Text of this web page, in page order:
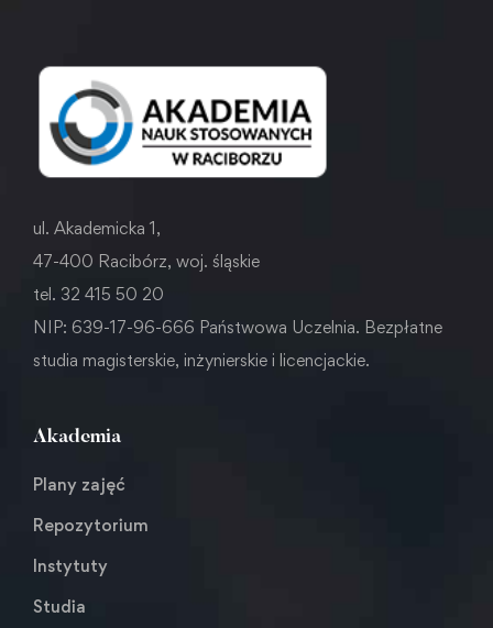
ul. Akademicka 1,
47-400 Racibórz, woj. śląskie
tel. 32 415 50 20
NIP: 639-17-96-666 Państwowa Uczelnia. Bezpłatne
studia magisterskie, inżynierskie i licencjackie.
Akademia
Plany zajęć
Repozytorium
Instytuty
Studia